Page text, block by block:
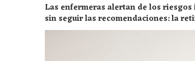
Las enfermeras alertan de los
sin seguir las recomendaciones: la
peligros